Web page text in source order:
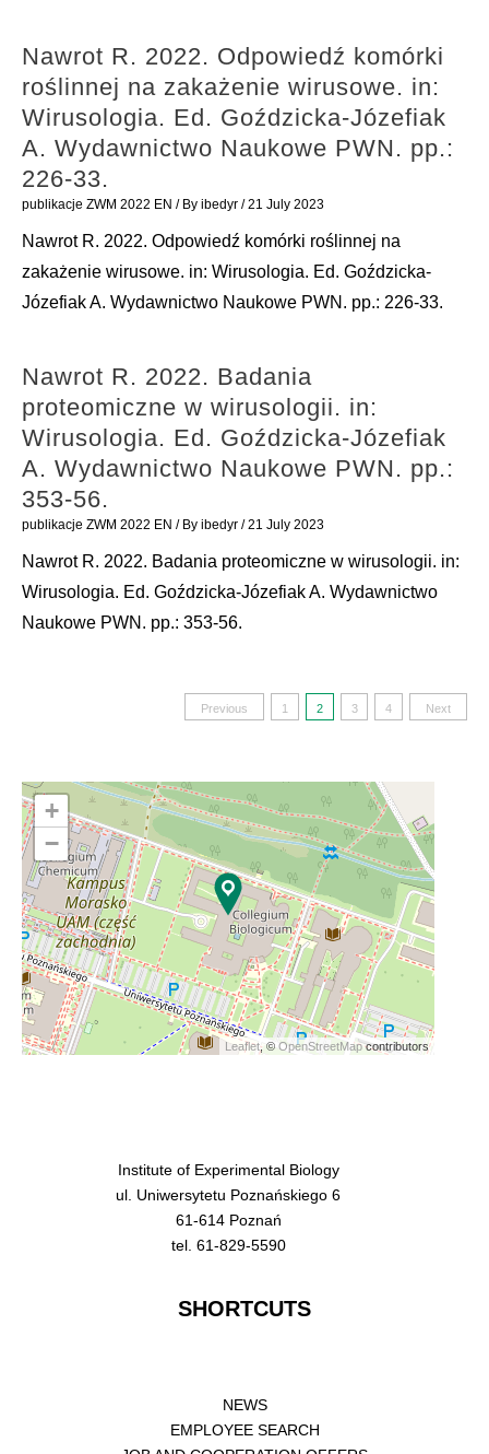
Nawrot R. 2022. Odpowiedź komórki
roślinnej na zakażenie wirusowe. in:
Wirusologia. Ed. Goździcka-Józefiak
A. Wydawnictwo Naukowe PWN. pp.:
226-33.
publikacje ZWM 2022 EN / By ibedyr /21 July 2023
Nawrot R. 2022. Odpowiedź komórki roślinnej na
zakażenie wirusowe. in: Wirusologia. Ed. Goździcka-
Józefiak A. Wydawnictwo Naukowe PWN. pp.: 226-33.
Nawrot R. 2022. Badania
proteomiczne w wirusologii. in:
Wirusologia. Ed. Goździcka-Józefiak
A. Wydawnictwo Naukowe PWN. pp.:
353-56.
publikacje ZWM 2022 EN / By ibedyr /21 July 2023
Nawrot R. 2022. Badania proteomiczne w wirusologii. in:
Wirusologia. Ed. Goździcka-Józefiak A. Wydawnictwo
Naukowe PWN. pp.: 353-56.
Posts
Previous 1 2 3 4 Next
+
−
Leaflet, ©OpenStreetMapcontributors
Institute of Experimental Biology
ul. Uniwersytetu Poznańskiego 6
61-614 Poznań
tel. 61-829-5590
SHORTCUTS
NEWS
EMPLOYEE SEARCH